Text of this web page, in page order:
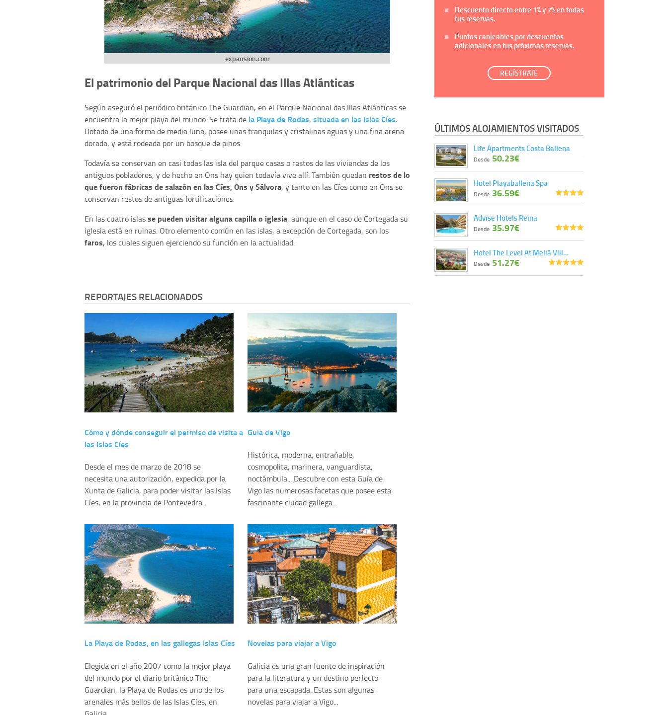
expansion.com
El patrimonio del Parque Nacional das Illas Atlánticas
Según aseguró el periódico británico The Guardian, en el Parque Nacional das Illas Atlánticas se
encuentra la mejor playa del mundo. Se trata de la Playa de Rodas, situada en las Islas Cíes.
Dotada de una forma de media luna, posee unas tranquilas y cristalinas aguas y una fina arena
dorada, y está rodeada por un bosque de pinos.
Todavía se conservan en casi todas las isla del parque casas o restos de las viviendas de los
antiguos pobladores, y de hecho en Ons hay quien todavía vive allí. También quedan restos de lo
que fueron fábricas de salazón en las Cíes, Ons y Sálvora, y tanto en las Cíes como en Ons se
conservan restos de antiguas fortificaciones.
En las cuatro islasse pueden visitar alguna capilla o iglesia, aunque en el caso de Cortegada su
iglesia está en ruinas. Otro elemento común en las islas, a excepción de Cortegada, son los
faros, los cuales siguen ejerciendo su función en la actualidad.
REPORTAJES RELACIONADOS
Cómo y dónde conseguir el permiso de visita a
las Islas Cíes
Desde el mes de marzo de 2018 se
necesita una autorización, expedida por la
Xunta de Galicia, para poder visitar las Islas
Cíes, en la provincia de Pontevedra...
Guía de Vigo
Histórica, moderna, entrañable,
cosmopolita, marinera, vanguardista,
noctámbula... Descubre con esta Guía de
Vigo las numerosas facetas que posee esta
fascinante ciudad gallega...
La Playa de Rodas, en las gallegas Islas Cíes
Elegida en el año 2007 como la mejor playa
del mundo por el diario británico The
Guardian, la Playa de Rodas es uno de los
arenales más bellos de las Islas Cíes, en
Novelas para viajar a Vigo
Galicia es una gran fuente de inspiración
para la literatura y un destino perfecto
para una escapada. Estas son algunas
novelas para viajar a Vigo...
Descuento directo entre 1%y7%en todas
tus reservas.
Puntos canjeables por descuentos
adicionales en tus próximas reservas.
REGÍSTRATE
ÚLTIMOS ALOJAMIENTOS VISITADOS
Life Apartments Costa Ballena
Desde 50.23€
Hotel Playaballena Spa
Desde 36.59€
Advise Hotels Reina
Desde 35.97€
Hotel The Level At Meliá Vill…
Desde 51.27€